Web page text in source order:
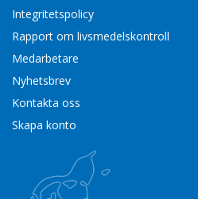
Integritetspolicy
Rapport om livsmedelskontroll
Medarbetare
Nyhetsbrev
Kontakta oss
Skapa konto